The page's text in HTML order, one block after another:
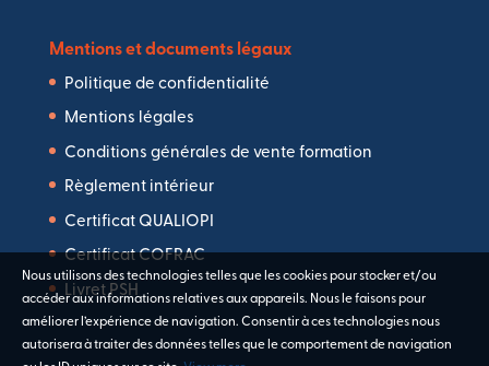
Mentions et documents légaux
Politique de confidentialité
Mentions légales
Conditions générales de vente formation
Règlement intérieur
Certificat QUALIOPI
Certificat COFRAC
Livret PSH
Nous utilisons des technologies telles que les cookies pour stocker et/ou
accéder aux informations relatives aux appareils. Nous le faisons pour
améliorer l’expérience de navigation. Consentir à ces technologies nous
autorisera à traiter des données telles que le comportement de navigation